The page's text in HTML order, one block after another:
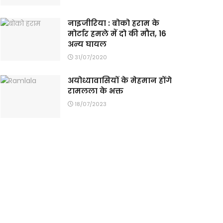
नाइजीरिया : बोको हराम के
मोर्टार हमले में दो की मौत, 16
अन्य घायल
31/07/2020
अयोध्यावासियों के मेहमान होंगे
रामलला के भक्त
18/07/2023